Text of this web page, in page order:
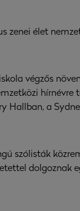
zenei élet
végzős
Hallban, a
szólisták
dolgoznak